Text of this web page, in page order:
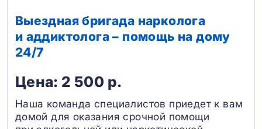
Выездная бригада нарколога
и аддиктолога – помощь на дому
24/7
Цена: 2 500 р.
Наша команда специалистов приедет к вам
домой для оказания срочной помощи